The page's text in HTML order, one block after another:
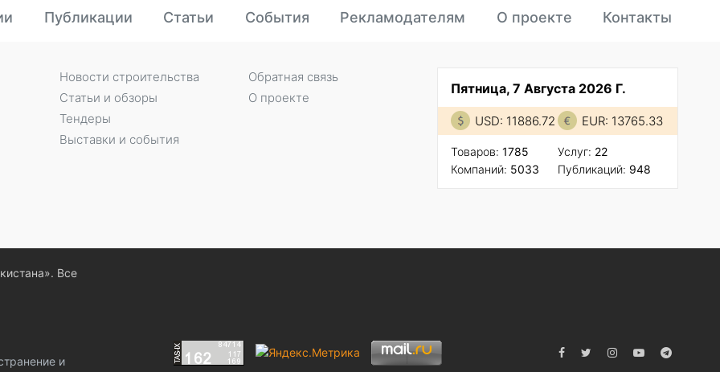
Публикации Статьи События Рекламодателям О проекте Контакты
Пятница, 7 Августа 2026 Г.
USD: 11886.72 EUR: 13765.33
Товаров: 1785
Компаний: 5033
Услуг: 22
Публикаций: 948
Новости строительства
Статьи и обзоры
Тендеры
Выставки и события
Обратная связь
О проекте
Все
и